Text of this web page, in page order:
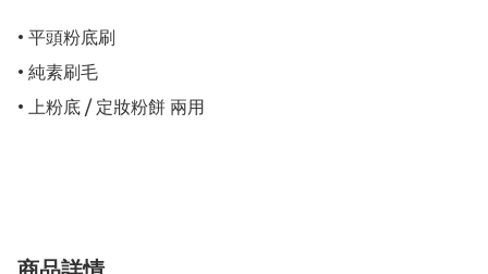
• 平頭粉底刷
• 純素刷毛
• 上粉底 / 定妝粉餅 兩用